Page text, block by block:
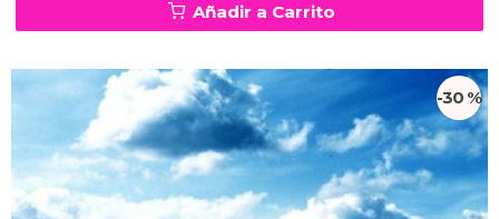
Añadir a Carrito
-30 %